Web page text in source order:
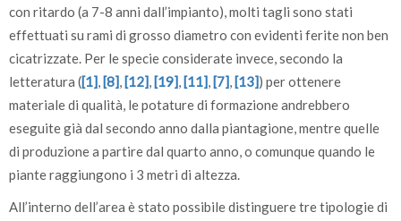
con ritardo (a 7-8 anni dall’impianto), molti tagli sono stati
effettuati su rami di grosso diametro con evidenti ferite non ben
cicatrizzate. Per le specie considerate invece, secondo la
letteratura ([1],[8],[12],[19],[11],[7],[13]) per ottenere
materiale di qualità, le potature di formazione andrebbero
eseguite già dal secondo anno dalla piantagione, mentre quelle
di produzione a partire dal quarto anno, o comunque quando le
piante raggiungono i 3 metri di altezza.
All’interno dell’area è stato possibile distinguere tre tipologie di